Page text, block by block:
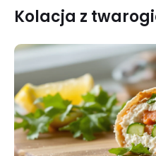
Kolacja z